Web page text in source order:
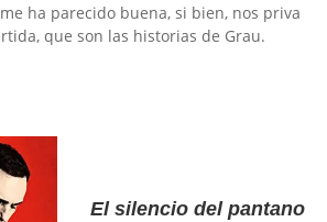
ha parecido buena, si bien, nos priva
que son las historias de Grau.
El silencio del pantano